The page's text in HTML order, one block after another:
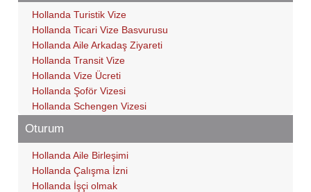
Hollanda Turistik Vize
Hollanda Ticari Vize Basvurusu
Hollanda Aile Arkadaş Ziyareti
Hollanda Transit Vize
Hollanda Vize Ücreti
Hollanda Şoför Vizesi
Hollanda Schengen Vizesi
Oturum
Hollanda Aile Birleşimi
Hollanda Çalışma İzni
Hollanda İşçi olmak